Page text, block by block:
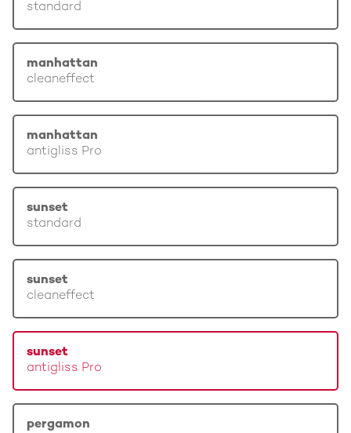
standard
manhattan
cleaneffect
manhattan
antigliss Pro
sunset
standard
sunset
cleaneffect
sunset
antigliss Pro
pergamon